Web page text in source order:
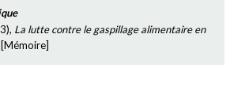
), La lutte contre le gaspillage alimentaire en
Mémoire]